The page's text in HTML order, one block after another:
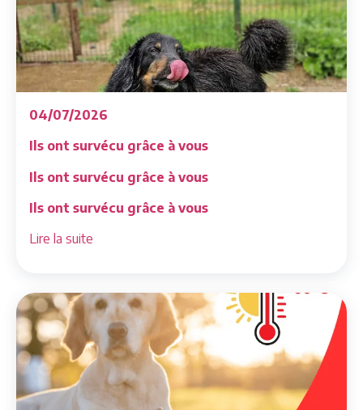
04/07/2026
Ils ont survécu grâce à vous
Ils ont survécu grâce à vous
Ils ont survécu grâce à vous
Lire la suite